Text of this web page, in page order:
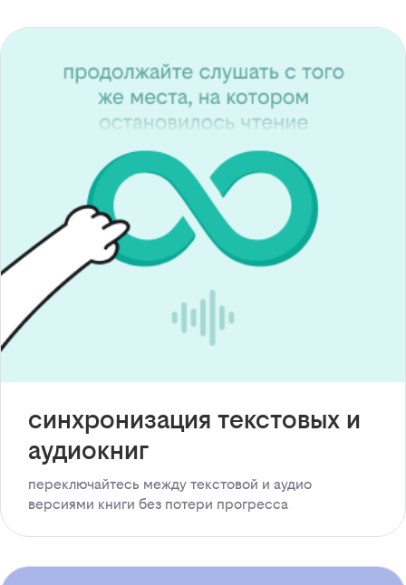
синхронизация текстовых и
аудиокниг
переключайтесь между текстовой и аудио
версиями книги без потери прогресса